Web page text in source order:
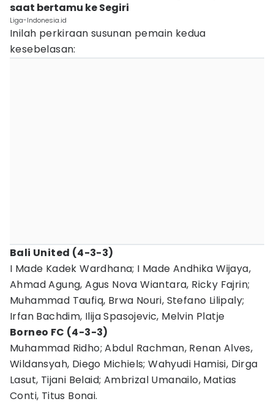
saat bertamu ke Segiri
Liga-Indonesia.id
Inilah perkiraan susunan pemain kedua
kesebelasan:
Bali United (4-3-3)
I Made Kadek Wardhana; I Made Andhika Wijaya,
Ahmad Agung, Agus Nova Wiantara, Ricky Fajrin;
Muhammad Taufiq, Brwa Nouri, Stefano Lilipaly;
Irfan Bachdim, Ilija Spasojevic, Melvin Platje
Borneo FC (4-3-3)
Muhammad Ridho; Abdul Rachman, Renan Alves,
Wildansyah, Diego Michiels; Wahyudi Hamisi, Dirga
Lasut, Tijani Belaid; Ambrizal Umanailo, Matias
Conti, Titus Bonai.